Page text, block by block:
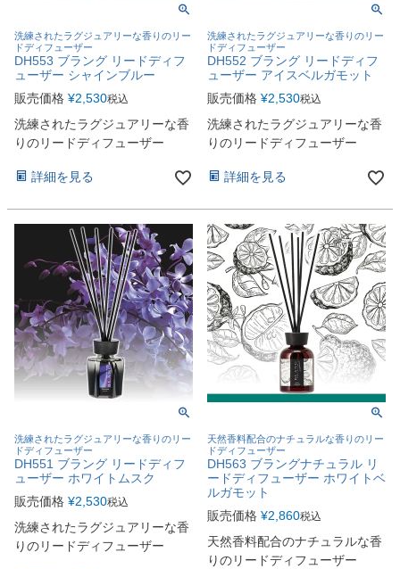
洗練されたラグジュアリーな香りのリー
ドディフューザー
DH553 ブラング リードディフ
ューザー シャインブルー
販売価格 ¥2,530税込
洗練されたラグジュアリーな香
りのリードディフューザー
詳細を見る
洗練されたラグジュアリーな香りのリー
ドディフューザー
DH552 ブラング リードディフ
ューザー アイスベルガモット
販売価格 ¥2,530税込
洗練されたラグジュアリーな香
りのリードディフューザー
詳細を見る
洗練されたラグジュアリーな香りのリー
ドディフューザー
DH551 ブラング リードディフ
ューザー ホワイトムスク
販売価格 ¥2,530税込
洗練されたラグジュアリーな香
りのリードディフューザー
天然香料配合のナチュラルな香りのリー
ドディフューザー
DH563 ブラングナチュラル リ
ードディフューザー ホワイトベ
ルガモット
販売価格 ¥2,860税込
天然香料配合のナチュラルな香
りのリードディフューザー